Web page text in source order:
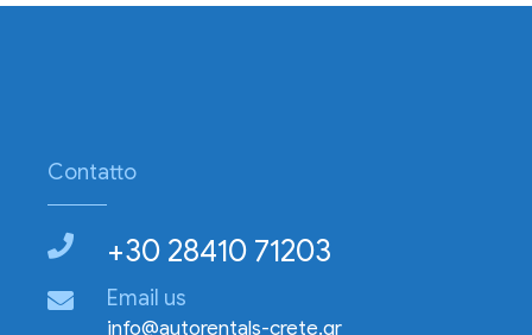
Contatto
+30 28410 71203
Email us
info@autorentals-crete.gr